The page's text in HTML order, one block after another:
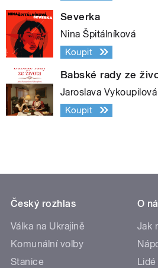
Severka
Nina Špitálníková
Koupit
Babské rady ze
Jaroslava Vykoupilová
Koupit
Český rozhlas
Válka na Ukrajině
Komunální volby
Stanice
O
Jak
Lidé